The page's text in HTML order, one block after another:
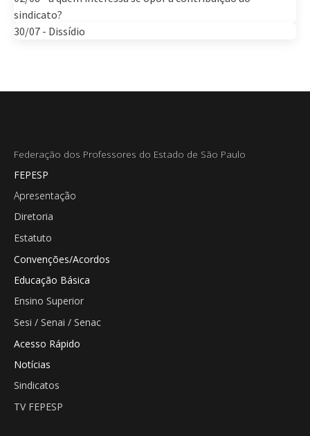
sindicato?
30/07 - Dissídio
Federação dos Professores do Estado de São Paulo
FEPESP
Apresentação
Diretoria
Estatuto
Convenções/Acordos
Educação Básica
Ensino Superior
Sesi / Senai / Senac
Acesso Rápido
Notícias
Sindicatos
TV FEPESP